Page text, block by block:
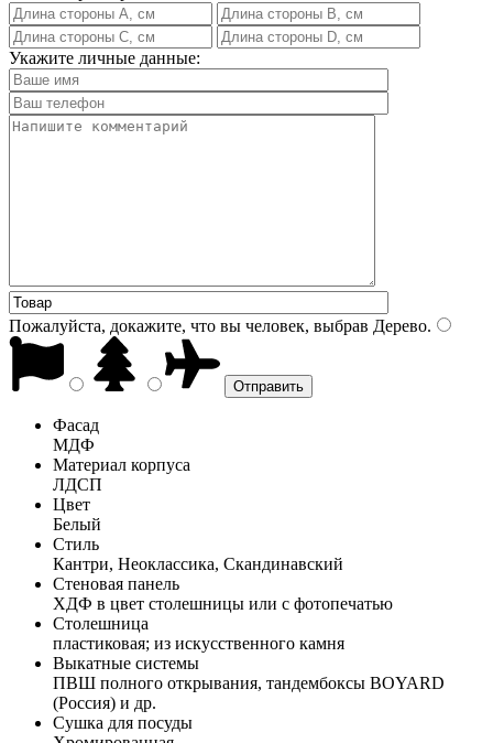
Укажите личные данные:
Пожалуйста, докажите, что вы человек, выбрав Дерево.
Фасад
МДФ
Материал корпуса
ЛДСП
Цвет
Белый
Стиль
Кантри, Неоклассика, Скандинавский
Стеновая панель
ХДФ в цвет столешницы или с фотопечатью
Столешница
пластиковая; из искусственного камня
Выкатные системы
ПВШ полного открывания, тандембоксы BOYARD
(Россия) и др.
Сушка для посуды